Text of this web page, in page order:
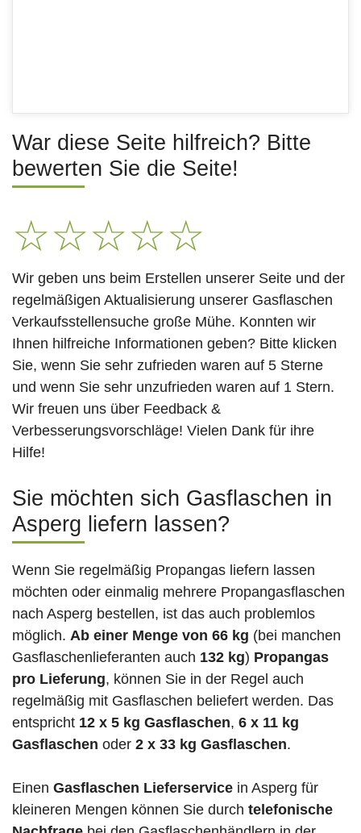
War diese Seite hilfreich? Bitte
bewerten Sie die Seite!
☆☆☆☆☆
Wir geben uns beim Erstellen unserer Seite und der
regelmäßigen Aktualisierung unserer Gasflaschen
Verkaufsstellensuche große Mühe. Konnten wir
Ihnen hilfreiche Informationen geben? Bitte klicken
Sie, wenn Sie sehr zufrieden waren auf 5 Sterne
und wenn Sie sehr unzufrieden waren auf 1 Stern.
Wir freuen uns über Feedback &
Verbesserungsvorschläge! Vielen Dank für ihre
Hilfe!
Sie möchten sich Gasflaschen in
Asperg liefern lassen?
Wenn Sie regelmäßig Propangas liefern lassen
möchten oder einmalig mehrere Propangasflaschen
nach Asperg bestellen, ist das auch problemlos
möglich. Ab einer Menge von 66 kg (bei manchen
Gasflaschenlieferanten auch 132 kg) Propangas
pro Lieferung, können Sie in der Regel auch
regelmäßig mit Gasflaschen beliefert werden. Das
entspricht 12 x 5 kg Gasflaschen, 6 x 11 kg
Gasflaschen oder 2 x 33 kg Gasflaschen.
Einen Gasflaschen Lieferservice in Asperg für
kleineren Mengen können Sie durch telefonische